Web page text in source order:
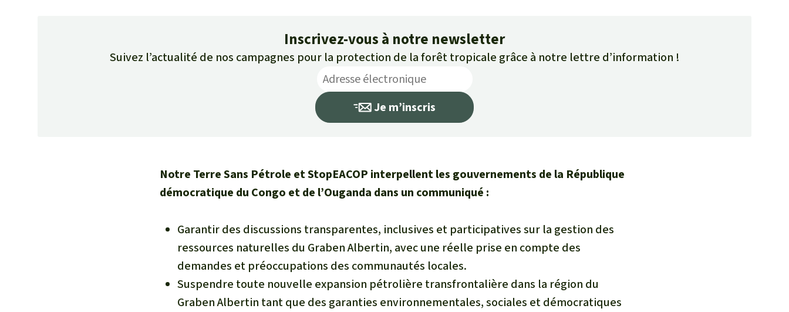
Inscrivez-vous à notre newsletter
Suivez l’actualité de nos campagnes pour la protection de la forêt tropicale grâce à notre lettre d’information !
Je m’inscris
Notre Terre Sans Pétrole etStopEACOP interpellent les gouvernements de la République
démocratique du Congo et de l’Ouganda dans un communiqué :
Garantir des discussions transparentes, inclusives et participatives sur la gestion des
ressources naturelles du Graben Albertin, avec une réelle prise en compte des
demandes et préoccupations des communautés locales.
Suspendre toute nouvelle expansion pétrolière transfrontalière dans la région du
Graben Albertin tant que des garanties environnementales, sociales et démocratiques